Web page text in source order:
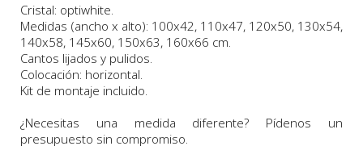
Cristal: optiwhite.
Medidas (ancho x alto): 100x42, 110x47, 120x50, 130x54,
140x58, 145x60, 150x63, 160x66 cm.
Cantos lijados y pulidos.
Colocación: horizontal.
Kit de montaje incluido.
¿Necesitas una medida diferente? Pídenos un
presupuesto sin compromiso.